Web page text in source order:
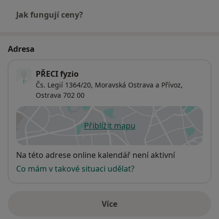
Jak fungují ceny?
Adresa
PŘECI fyzio
Čs. Legií 1364/20, Moravská Ostrava a Přívoz,
Ostrava 702 00
Přiblížit mapuse otevře v nové záložce
Dostupnost
Na této adrese online kalendář není aktivní
Co mám v takové situaci udělat?
Víceo adrese